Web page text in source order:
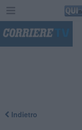
Indietro